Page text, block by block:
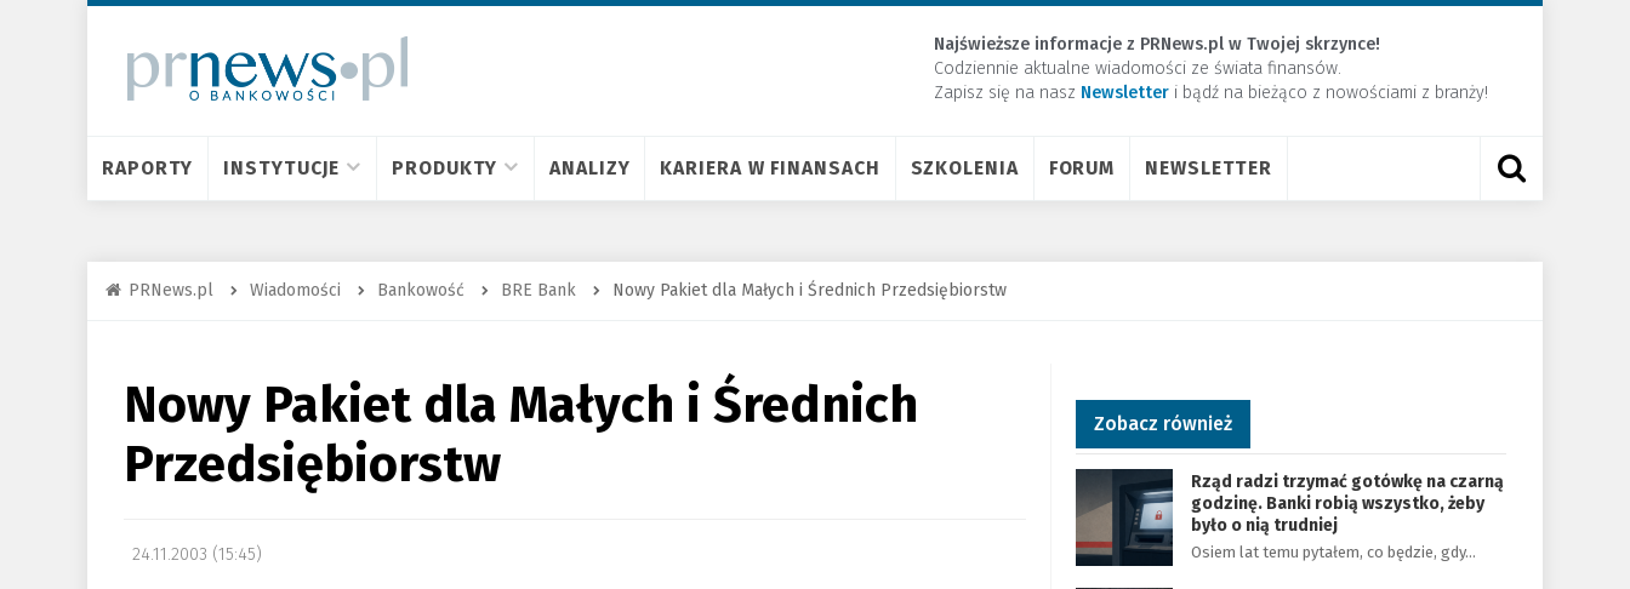
Najświeższe informacje z PRNews.pl w Twojej skrzynce!
Codziennie aktualne wiadomości ze świata finansów.
Zapisz się na nasz Newsletter ​i bądź na bieżąco z nowościami z branży!
RAPORTY INSTYTUCJE PRODUKTY ANALIZY KARIERA W FINANSACH SZKOLENIA FORUM NEWSLETTER
PRNews.pl Wiadomości Bankowość BRE Bank Nowy Pakiet dla Małych i Średnich Przedsiębiorstw
Nowy Pakiet dla Małych i Średnich
Przedsiębiorstw
24.11.2003 (15:45)
Zobacz również
Rząd radzi trzymać gotówkę na czarną
godzinę. Banki robią wszystko, żeby
było o nią trudniej
Osiem lat temu pytałem, co będzie, gdy…